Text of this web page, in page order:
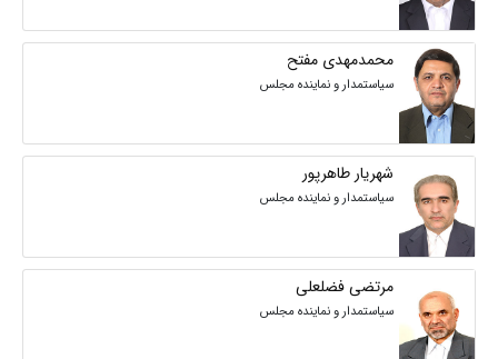
محمدمهدی مفتح
سیاستمدار و نماینده مجلس
شهریار طاهرپور
سیاستمدار و نماینده مجلس
مرتضی فضلعلی
سیاستمدار و نماینده مجلس